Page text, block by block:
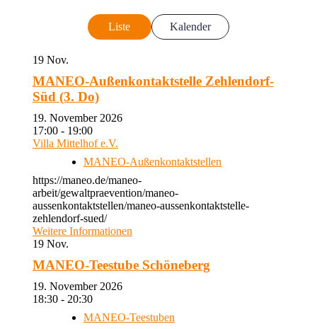
Liste Kalender
19 Nov.
MANEO-Außenkontaktstelle Zehlendorf-
Süd (3. Do)
19. November 2026
17:00 - 19:00
Villa Mittelhof e.V.
MANEO-Außenkontaktstellen
https://maneo.de/maneo-
arbeit/gewaltpraevention/maneo-
aussenkontaktstellen/maneo-aussenkontaktstelle-
zehlendorf-sued/
Weitere Informationen
19 Nov.
MANEO-Teestube Schöneberg
19. November 2026
18:30 - 20:30
MANEO-Teestuben